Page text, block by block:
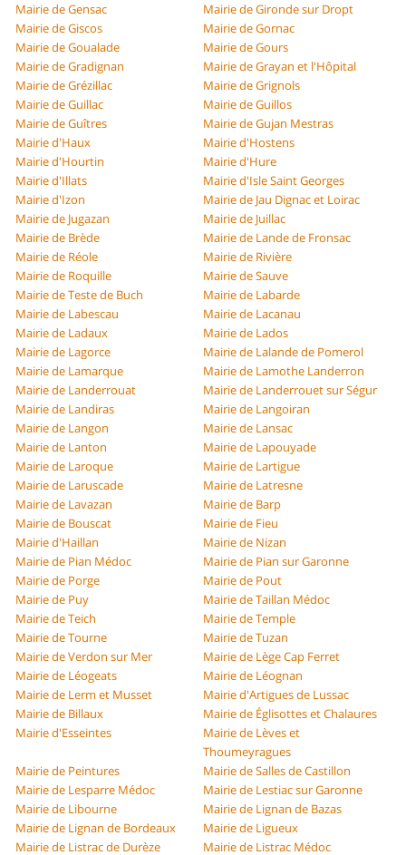
Mairie de Gensac
Mairie de Gironde sur Dropt
Mairie de Giscos
Mairie de Gornac
Mairie de Goualade
Mairie de Gours
Mairie de Gradignan
Mairie de Grayan et l'Hôpital
Mairie de Grézillac
Mairie de Grignols
Mairie de Guillac
Mairie de Guillos
Mairie de Guîtres
Mairie de Gujan Mestras
Mairie d'Haux
Mairie d'Hostens
Mairie d'Hourtin
Mairie d'Hure
Mairie d'Illats
Mairie d'Isle Saint Georges
Mairie d'Izon
Mairie de Jau Dignac et Loirac
Mairie de Jugazan
Mairie de Juillac
Mairie de Brède
Mairie de Lande de Fronsac
Mairie de Réole
Mairie de Rivière
Mairie de Roquille
Mairie de Sauve
Mairie de Teste de Buch
Mairie de Labarde
Mairie de Labescau
Mairie de Lacanau
Mairie de Ladaux
Mairie de Lados
Mairie de Lagorce
Mairie de Lalande de Pomerol
Mairie de Lamarque
Mairie de Lamothe Landerron
Mairie de Landerrouat
Mairie de Landerrouet sur Ségur
Mairie de Landiras
Mairie de Langoiran
Mairie de Langon
Mairie de Lansac
Mairie de Lanton
Mairie de Lapouyade
Mairie de Laroque
Mairie de Lartigue
Mairie de Laruscade
Mairie de Latresne
Mairie de Lavazan
Mairie de Barp
Mairie de Bouscat
Mairie de Fieu
Mairie d'Haillan
Mairie de Nizan
Mairie de Pian Médoc
Mairie de Pian sur Garonne
Mairie de Porge
Mairie de Pout
Mairie de Puy
Mairie de Taillan Médoc
Mairie de Teich
Mairie de Temple
Mairie de Tourne
Mairie de Tuzan
Mairie de Verdon sur Mer
Mairie de Lège Cap Ferret
Mairie de Léogeats
Mairie de Léognan
Mairie de Lerm et Musset
Mairie d'Artigues de Lussac
Mairie de Billaux
Mairie de Églisottes et Chalaures
Mairie d'Esseintes
Mairie de Lèves et
Thoumeyragues
Mairie de Peintures
Mairie de Salles de Castillon
Mairie de Lesparre Médoc
Mairie de Lestiac sur Garonne
Mairie de Libourne
Mairie de Lignan de Bazas
Mairie de Lignan de Bordeaux
Mairie de Ligueux
Mairie de Listrac de Durèze
Mairie de Listrac Médoc